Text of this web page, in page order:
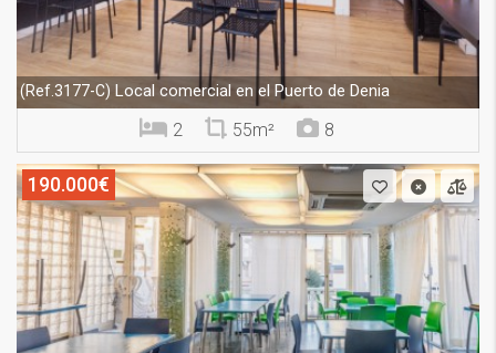
(Ref.3177-C) Local comercial en el Puerto de Denia
2 55m² 8
190.000€